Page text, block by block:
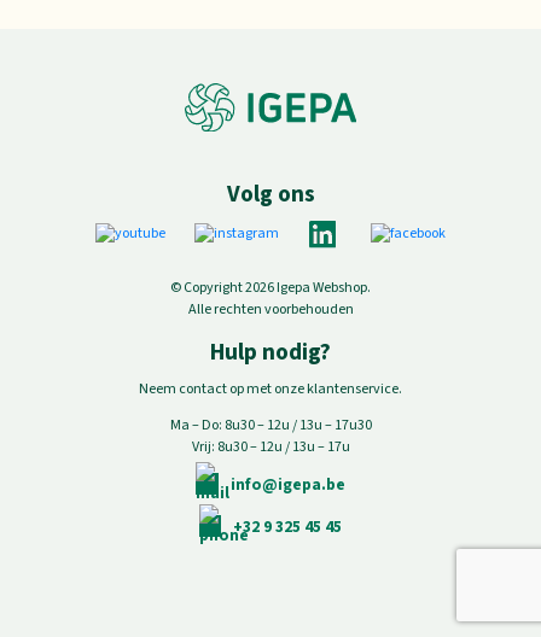
Volg ons
© Copyright 2026 Igepa Webshop.
Alle rechten voorbehouden
Hulp nodig?
Neem contact op met onze klantenservice.
Ma – Do: 8u30 – 12u / 13u – 17u30
Vrij: 8u30 – 12u / 13u – 17u
info@igepa.be
+32 9 325 45 45